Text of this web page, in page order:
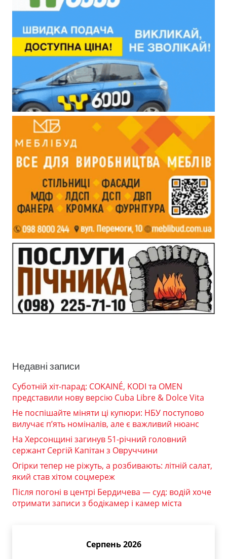
Недавні записи
Суботній хіт-парад: COKAINÉ, KODI та OMEN
представили нову версію Cuba Libre & Dolce Vita
Не поспішайте міняти ці купюри: НБУ поступово
вилучає п’ять номіналів, але є важливий нюанс
На Херсонщині загинув 51-річний головний
сержант Сергій Капітан з Овруччини
Огірки тепер не ріжуть, а розбивають: літній салат,
який став хітом соцмереж
Після погоні в центрі Бердичева — суд: водій хоче
отримати записи з бодікамер і камер міста
Серпень 2026